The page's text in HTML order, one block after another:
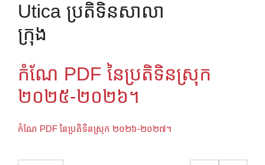
Utica ប្រតិទិនសាលា
ក្រុង
កំណែ PDF នៃប្រតិទិនស្រុក
២០២៥-២០២៦។
កំណែ PDF នៃប្រតិទិនស្រុក ២០២៦-២០២៧។